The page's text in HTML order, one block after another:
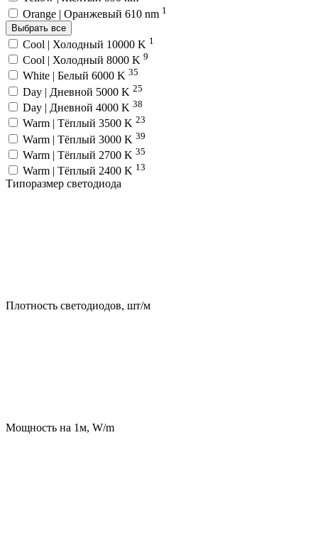
Orange | Оранжевый 610 nm 1
Выбрать все
Cool | Холодный 10000 K 1
Cool | Холодный 8000 K 9
White | Белый 6000 K 35
Day | Дневной 5000 K 25
Day | Дневной 4000 K 38
Warm | Тёплый 3500 K 23
Warm | Тёплый 3000 K 39
Warm | Тёплый 2700 K 35
Warm | Тёплый 2400 K 13
Типоразмер светодиода
Плотность светодиодов, шт/м
Мощность на 1м, W/m